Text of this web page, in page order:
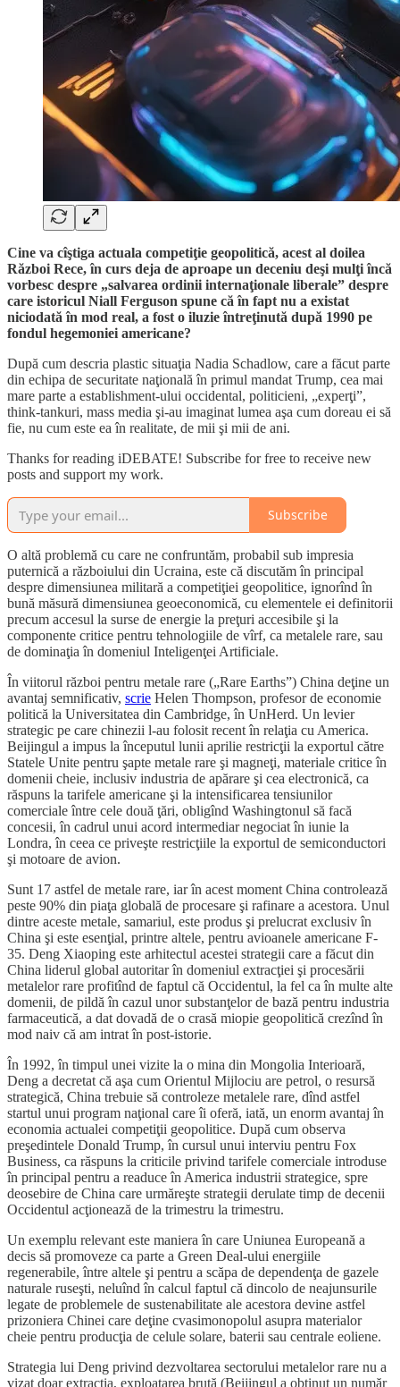
Cine va cîştiga actuala competiţie geopolitică, acest al doilea
Război Rece, în curs deja de aproape un deceniu deşi mulţi încă
vorbesc despre „salvarea ordinii internaţionale liberale” despre
care istoricul Niall Ferguson spune că în fapt nu a existat
niciodată în mod real, a fost o iluzie întreţinută după 1990 pe
fondul hegemoniei americane?
După cum descria plastic situaţia Nadia Schadlow, care a făcut parte
din echipa de securitate naţională în primul mandat Trump, cea mai
mare parte a establishment-ului occidental, politicieni, „experţi”,
think-tankuri, mass media şi-au imaginat lumea aşa cum doreau ei să
fie, nu cum este ea în realitate, de mii şi mii de ani.
Thanks for reading iDEBATE! Subscribe for free to receive new
posts and support my work.
Subscribe
O altă problemă cu care ne confruntăm, probabil sub impresia
puternică a războiului din Ucraina, este că discutăm în principal
despre dimensiunea militară a competiţiei geopolitice, ignorînd în
bună măsură dimensiunea geoeconomică, cu elementele ei definitorii
precum accesul la surse de energie la preţuri accesibile şi la
componente critice pentru tehnologiile de vîrf, ca metalele rare, sau
de dominaţia în domeniul Inteligenţei Artificiale.
În viitorul război pentru metale rare („Rare Earths”) China deţine un
avantaj semnificativ, scrie Helen Thompson, profesor de economie
politică la Universitatea din Cambridge, în UnHerd. Un levier
strategic pe care chinezii l-au folosit recent în relaţia cu America.
Beijingul a impus la începutul lunii aprilie restricţii la exportul către
Statele Unite pentru şapte metale rare şi magneţi, materiale critice în
domenii cheie, inclusiv industria de apărare şi cea electronică, ca
răspuns la tarifele americane şi la intensificarea tensiunilor
comerciale între cele două ţări, obligînd Washingtonul să facă
concesii, în cadrul unui acord intermediar negociat în iunie la
Londra, în ceea ce priveşte restricţiile la exportul de semiconductori
şi motoare de avion.
Sunt 17 astfel de metale rare, iar în acest moment China controlează
peste 90% din piaţa globală de procesare şi rafinare a acestora. Unul
dintre aceste metale, samariul, este produs şi prelucrat exclusiv în
China şi este esenţial, printre altele, pentru avioanele americane F-
35. Deng Xiaoping este arhitectul acestei strategii care a făcut din
China liderul global autoritar în domeniul extracţiei şi procesării
metalelor rare profitînd de faptul că Occidentul, la fel ca în multe alte
domenii, de pildă în cazul unor substanţelor de bază pentru industria
farmaceutică, a dat dovadă de o crasă miopie geopolitică crezînd în
mod naiv că am intrat în post-istorie.
În 1992, în timpul unei vizite la o mina din Mongolia Interioară,
Deng a decretat că aşa cum Orientul Mijlociu are petrol, o resursă
strategică, China trebuie să controleze metalele rare, dînd astfel
startul unui program naţional care îi oferă, iată, un enorm avantaj în
economia actualei competiţii geopolitice. După cum observa
preşedintele Donald Trump, în cursul unui interviu pentru Fox
Business, ca răspuns la criticile privind tarifele comerciale introduse
în principal pentru a readuce în America industrii strategice, spre
deosebire de China care urmăreşte strategii derulate timp de decenii
Occidentul acţionează de la trimestru la trimestru.
Un exemplu relevant este maniera în care Uniunea Europeană a
decis să promoveze ca parte a Green Deal-ului energiile
regenerabile, între altele şi pentru a scăpa de dependenţa de gazele
naturale ruseşti, neluînd în calcul faptul că dincolo de neajunsurile
legate de problemele de sustenabilitate ale acestora devine astfel
prizoniera Chinei care deţine cvasimonopolul asupra materialor
cheie pentru producţia de celule solare, baterii sau centrale eoliene.
Strategia lui Deng privind dezvoltarea sectorului metalelor rare nu a
vizat doar extracţia, exploatarea brută (Beijingul a obţinut un număr